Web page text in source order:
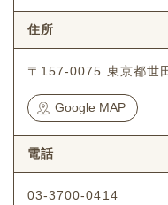
住所
〒157-0075 東京都世
Google MAP
電話
03-3700-0414